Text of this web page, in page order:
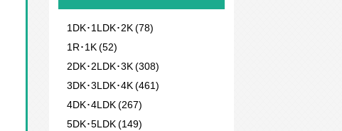
1DK･1LDK･2K (78)
1R･1K (52)
2DK･2LDK･3K (308)
3DK･3LDK･4K (461)
4DK･4LDK (267)
5DK･5LDK (149)